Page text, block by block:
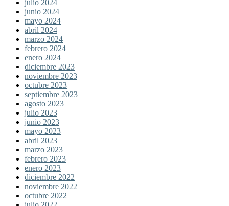
julio 2024
junio 2024
mayo 2024
abril 2024
marzo 2024
febrero 2024
enero 2024
diciembre 2023
noviembre 2023
octubre 2023
septiembre 2023
agosto 2023
julio 2023
junio 2023
mayo 2023
abril 2023
marzo 2023
febrero 2023
enero 2023
diciembre 2022
noviembre 2022
octubre 2022